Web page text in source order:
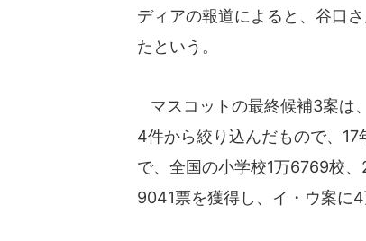
ディアの報道によると、谷口
たという。
マスコットの最終候補3案は
4件から絞り込んだもので、17
で、全国の小学校1万6769校
9041票を獲得し、イ・ウ案に4